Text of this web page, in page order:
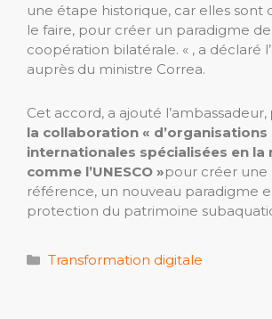
une étape historique, car elles sont
le faire, pour créer un paradigme
coopération bilatérale. « , a déclaré
auprès du ministre Correa.
Cet accord, a ajouté l’ambassadeur,
la collaboration « d’organisations
internationales spécialisées en la
comme l’UNESCO »pour créer une
référence, un nouveau paradigme
protection du patrimoine
Catégories
Transformation digitale